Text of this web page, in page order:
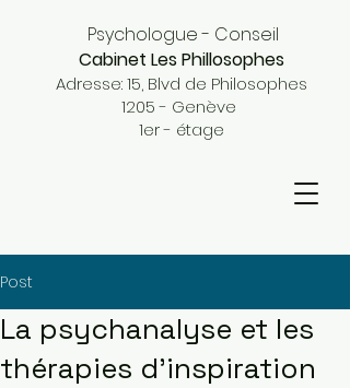
Psychologue - Conseil
Cabinet Les Phillosophes
Adresse: 15, Blvd de Philosophes
1205 - Genève
1er - étage
Post
La psychanalyse et les
thérapies d’inspiration